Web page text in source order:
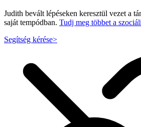
Judith bevált lépéseken keresztül vezet a
saját tempódban. Tudj meg többet a
Segítség kérése>